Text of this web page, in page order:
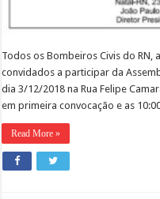
Todos os Bombeiros Civis do RN,
convidados a participar da
dia 3/12/2018 na Rua Felipe
em primeira convocação e as
Read More »